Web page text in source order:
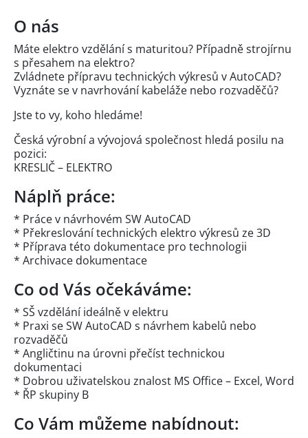
O nás
Máte elektro vzdělání s maturitou? Případně strojírnu
s přesahem na elektro?
Zvládnete přípravu technických výkresů v AutoCAD?
Vyznáte se v navrhování kabeláže nebo rozvaděčů?
Jste to vy, koho hledáme!
Česká výrobní a vývojová společnost hledá posilu na
pozici:
KRESLIČ – ELEKTRO
Náplň práce:
* Práce v návrhovém SW AutoCAD
* Překreslování technických elektro výkresů ze 3D
* Příprava této dokumentace pro technologii
* Archivace dokumentace
Co od Vás očekáváme:
* SŠ vzdělání ideálně v elektru
* Praxi se SW AutoCAD s návrhem kabelů nebo
rozvaděčů
* Angličtinu na úrovni přečíst technickou
dokumentaci
* Dobrou uživatelskou znalost MS Office – Excel, Word
* ŘP skupiny B
Co Vám můžeme nabídnout: